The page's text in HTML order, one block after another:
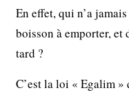
En eﬀet, qui n’a
boisson à emporter,
tard ?
C’est la loi « Egalim